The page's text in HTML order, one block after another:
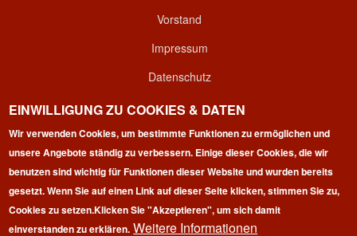
Vorstand
Impressum
Datenschutz
Kontakt
Login
EINWILLIGUNG ZU COOKIES & DATEN
Wir verwenden Cookies, um bestimmte Funktionen zu ermöglichen und
unsere Angebote ständig zu verbessern. Einige dieser Cookies, die wir
benutzen sind wichtig für Funktionen dieser Website und wurden bereits
gesetzt. Wenn Sie auf einen Link auf dieser Seite klicken, stimmen Sie zu,
Cookies zu setzen.Klicken Sie "Akzeptieren", um sich damit
einverstanden zu erklären. Weitere Informationen